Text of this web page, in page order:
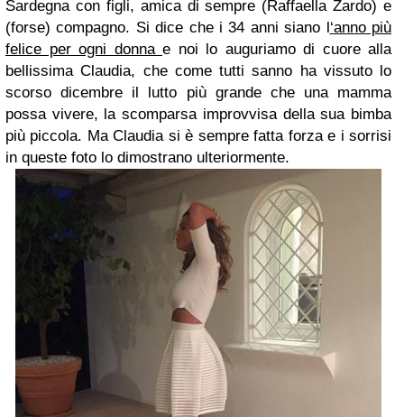
Sardegna con figli, amica di sempre (Raffaella Zardo) e
(forse) compagno. Si dice che i 34 anni siano l‘anno più
felice per ogni donna e noi lo auguriamo di cuore alla
bellissima Claudia, che come tutti sanno ha vissuto lo
scorso dicembre il lutto più grande che una mamma
possa vivere, la scomparsa improvvisa della sua bimba
più piccola. Ma Claudia si è sempre fatta forza e i sorrisi
in queste foto lo dimostrano ulteriormente.